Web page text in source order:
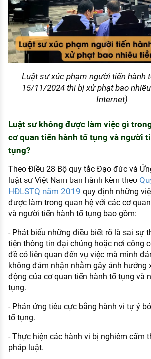
Luật sư xúc phạm người tiến hành
15/11/2024 thì bị xử phạt bao
Internet)
Luật sư không được làm việc gì
cơ quan tiến hành tố tụng và người
tụng?
Theo Điều 28 Bộ quy tắc Đạo đức và
luật sư Việt Nam ban hành kèm theo
HĐLSTQ năm 2019 quy định những
được làm trong quan hệ với các cơ
và người tiến hành tố tụng bao gồm:
- Phát biểu những điều biết rõ là sai sự
tiện thông tin đại chúng hoặc nơi công
đề có liên quan đến vụ việc mà mình
không đảm nhận nhằm gây ảnh hưởng
động của cơ quan tiến hành tố tụng và
tụng.
- Phản ứng tiêu cực bằng hành vi tự ý
tố tụng.
- Thực hiện các hành vi bị nghiêm cấm
pháp luật.